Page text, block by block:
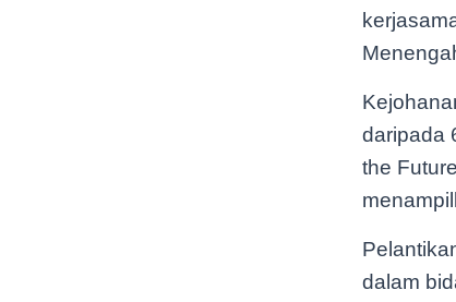
daripada
the
dalam